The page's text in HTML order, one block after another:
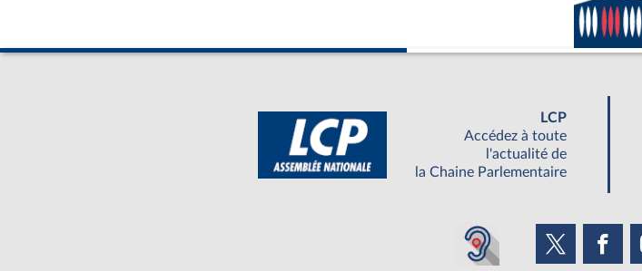
LCP
Accédez à toute
l'actualité de
la Chaine Parlementaire